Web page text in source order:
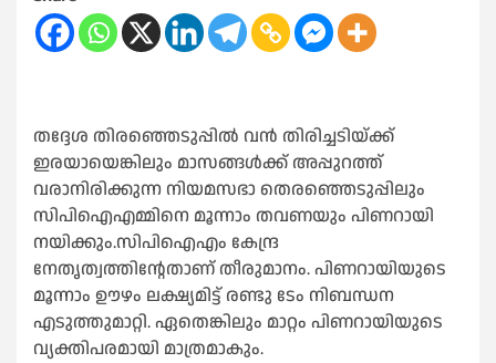
തദ്ദേശ തിരഞ്ഞെടുപ്പില്‍ വന്‍ തിരിച്ചടിയ്ക്ക്
ഇരയായെങ്കിലും മാസങ്ങള്‍ക്ക് അപ്പുറത്ത്
വരാനിരിക്കുന്ന നിയമസഭാ തെരഞ്ഞെടുപ്പിലും
സിപിഐഎമ്മിനെ മൂന്നാം തവണയും പിണറായി
നയിക്കും.സിപിഐഎം കേന്ദ്ര
നേതൃത്വത്തിന്റേതാണ് തീരുമാനം. പിണറായിയുടെ
മൂന്നാം ഊഴം ലക്ഷ്യമിട്ട് രണ്ടു ടേം നിബന്ധന
എടുത്തുമാറ്റി. ഏതെങ്കിലും മാറ്റം പിണറായിയുടെ
വ്യക്തിപരമായി മാത്രമാകും.